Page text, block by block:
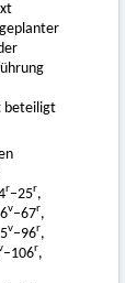
beteiligt
r–25r,
v–67r,
v–96r,
–106r,